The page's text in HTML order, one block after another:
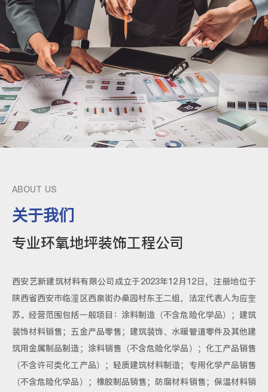
ABOUT US
关于我们
专业环氧地坪装饰工程公司
西安艺新建筑材料有限公司成立于2023年12月12日，注册地位于
陕西省西安市临潼区西泉街办桑园村东王二组，法定代表人为应奎
苏。经营范围包括一般项目：涂料制造（不含危险化学品）；建筑
装饰材料销售；五金产品零售；建筑装饰、水暖管道零件及其他建
筑用金属制品制造；涂料销售（不含危险化学品）；化工产品销售
（不含许可类化工产品）；轻质建筑材料制造；专用化学产品销售
（不含危险化学品）；橡胶制品销售；防腐材料销售；保温材料销